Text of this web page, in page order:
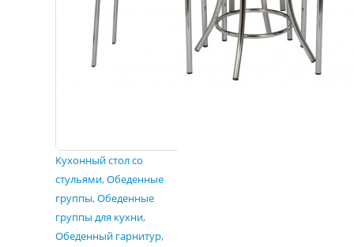
Кухонный стол со
стульями,Обеденные
группы,Обеденные
группы для кухни,
Обеденный гарнитур,